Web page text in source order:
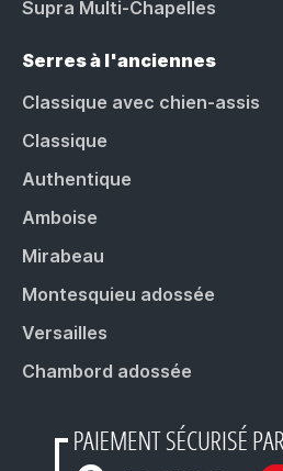
Supra Multi-Chapelles
Serres à l'anciennes
Classique avec chien-assis
Classique
Authentique
Amboise
Mirabeau
Montesquieu adossée
Versailles
Chambord adossée